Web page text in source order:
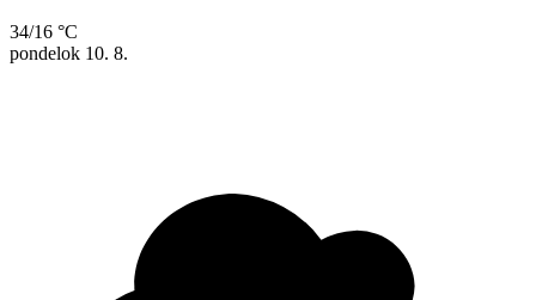
34/16 °C
pondelok 10. 8.